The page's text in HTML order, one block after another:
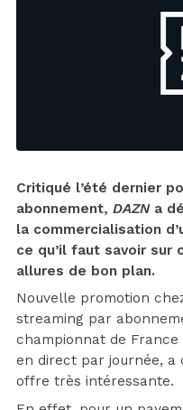
Critiqué l’été dernier
abonnement, DAZNa
la commercialisation
ce qu’il faut savoir
allures de bon plan.
Nouvelle promotion
streaming par
championnat de
en direct par journée, a
offre très intéressante.